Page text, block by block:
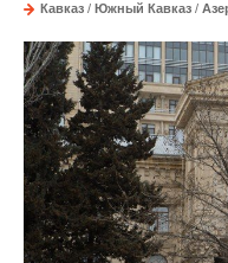
Кавказ / Южный Кавказ /